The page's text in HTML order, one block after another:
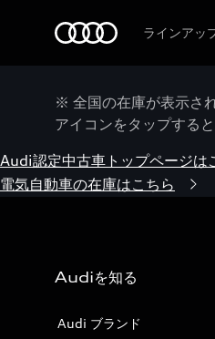
ラインアッ
※ 全国の在庫が表示さ
アイコンをタップする
Audi認定中古車トップページは
電気自動車の在庫はこちら
Audiを知る
Audi ブランド